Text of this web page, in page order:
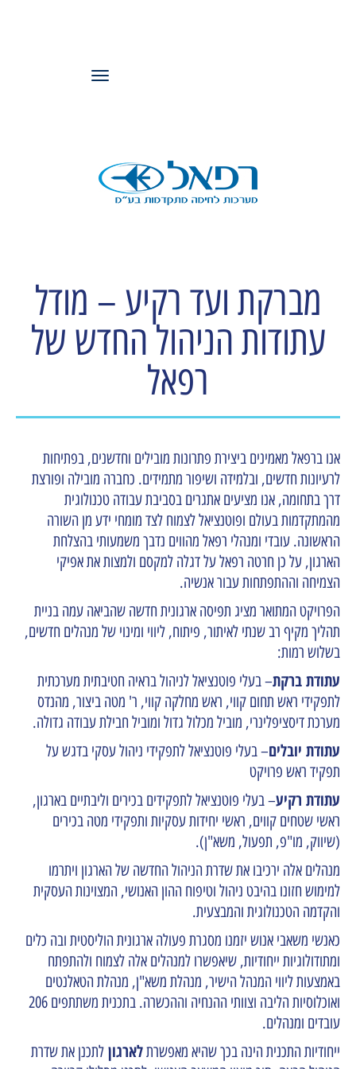
תפריט
מברקת ועד רקיע – מודל
עתודות הניהול החדש של
רפאל
אנו ברפאל מאמינים ביצירת פתרונות מובילים וחדשנים, בפתיחות
לרעיונות חדשים, ובלמידה ושיפור מתמידים. כחברה מובילה ופורצת
דרך בתחומה, אנו מציעים אתגרים בסביבת עבודה טכנולוגית
מהמתקדמות בעולם ופוטנציאל לצמוח לצד מומחי ידע מן השורה
הראשונה. עובדי ומנהלי רפאל מהווים נדבך משמעותי בהצלחת
הארגון, על כן חרטה רפאל על דגלה למקסם ולמצות את אפיקי
הצמיחה וההתפתחות עבור אנשיה.
הפרויקט המתואר מציג תפיסה ארגונית חדשה שהביאה עמה בניית
תהליך מקיף רב שנתי לאיתור, פיתוח, ליווי ומינוי של מנהלים חדשים,
בשלוש רמות:
עתודת ברקת–בעלי פוטנציאל לניהול בראיה חטיבתית מערכתית
לתפקידי ראש תחום קווי, ראש מחלקה קווי, ר' מטה ביצור, מהנדס
מערכת דיסציפלינרי, מוביל מכלול גדול ומוביל חבילת עבודה גדולה.
עתודת יובלים–בעלי פוטנציאל לתפקידי ניהול עסקי בדגש על
תפקיד ראש פרויקט
עתודת רקיע–בעלי פוטנציאל לתפקידים בכירים וליבתיים בארגון,
ראשי שטחים קווים, ראשי יחידות עסקיות ותפקידי מטה בכירים
(שיווק, מו"פ, תפעול, משא"ן).
מנהלים אלה ירכיבו את שדרת הניהול החדשה של הארגון ויתרמו
למימוש חזונו בהיבט ניהול וטיפוח ההון האנושי, המצוינות העסקית
והקדמה הטכנולוגית והמבצעית.
כאנשי משאבי אנוש יזמנו מסגרת פעולה ארגונית הוליסטית ובה כלים
ומתודולוגיות ייחודיות, שיאפשרו למנהלים אלה לצמוח ולהתפתח
באמצעות ליווי המנהל הישיר, מנהלת משא"ן, מנהלת הטאלנטים
ואוכלוסיות הליבה וצוותי ההנחיה וההכשרה. בתכנית משתתפים 206
עובדים ומנהלים.
ייחודיות התכנית הינה בכך שהיא מאפשרתלארגון לתכנן את שדרת